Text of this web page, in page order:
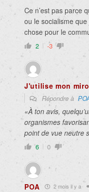
Ce n’est pas parce
ou le socialisme
chose pour le
2 -3
J'utilise mon
Répondre à
«À ton avis,
organismes
point de vue neutre
6 0
POA 2 mois il y a